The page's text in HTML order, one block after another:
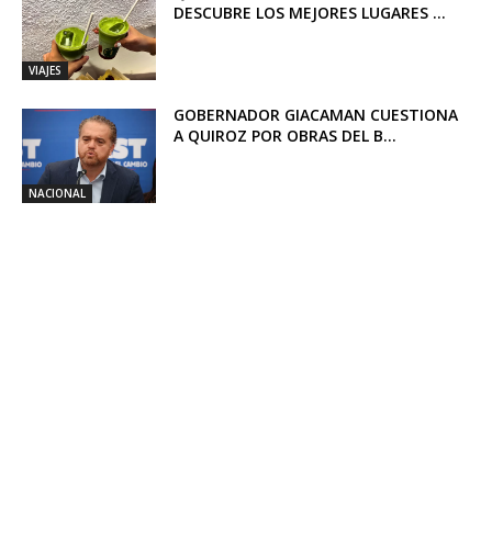
VIAJES
DESCUBRE LOS MEJORES LUGARES ...
NACIONAL
GOBERNADOR GIACAMAN CUESTIONA
A QUIROZ POR OBRAS DEL B...